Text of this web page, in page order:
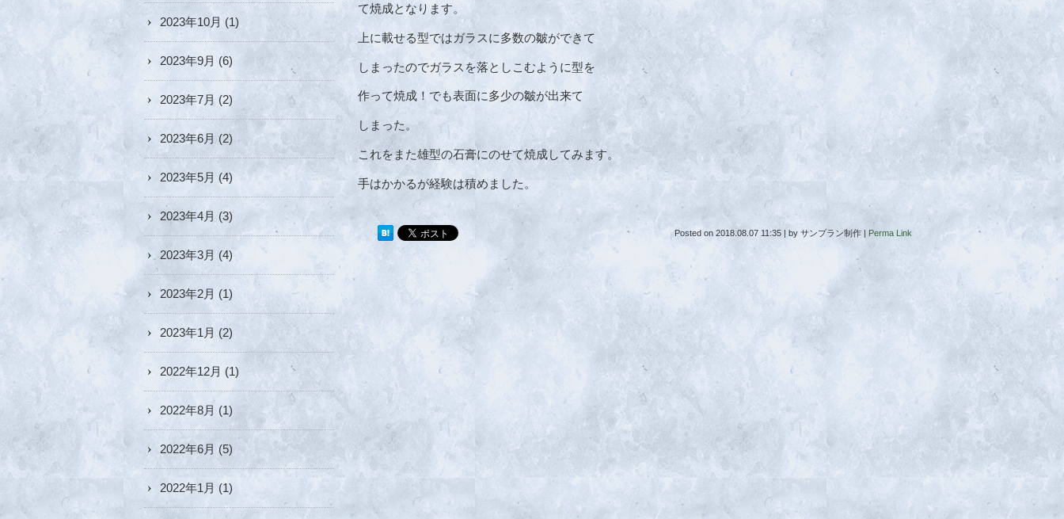
て焼成となります。
上に載せる型ではガラスに多数の皺ができて
しまったのでガラスを落としこむように型を
作って焼成！でも表面に多少の皺が出来て
しまった。
これをまた雄型の石膏にのせて焼成してみます。
手はかかるが経験は積めました。
Posted on 2018.08.07 11:35 | by サンプラン制作 | Perma Link
2023年10月 (1)
2023年9月 (6)
2023年7月 (2)
2023年6月 (2)
2023年5月 (4)
2023年4月 (3)
2023年3月 (4)
2023年2月 (1)
2023年1月 (2)
2022年12月 (1)
2022年8月 (1)
2022年6月 (5)
2022年1月 (1)